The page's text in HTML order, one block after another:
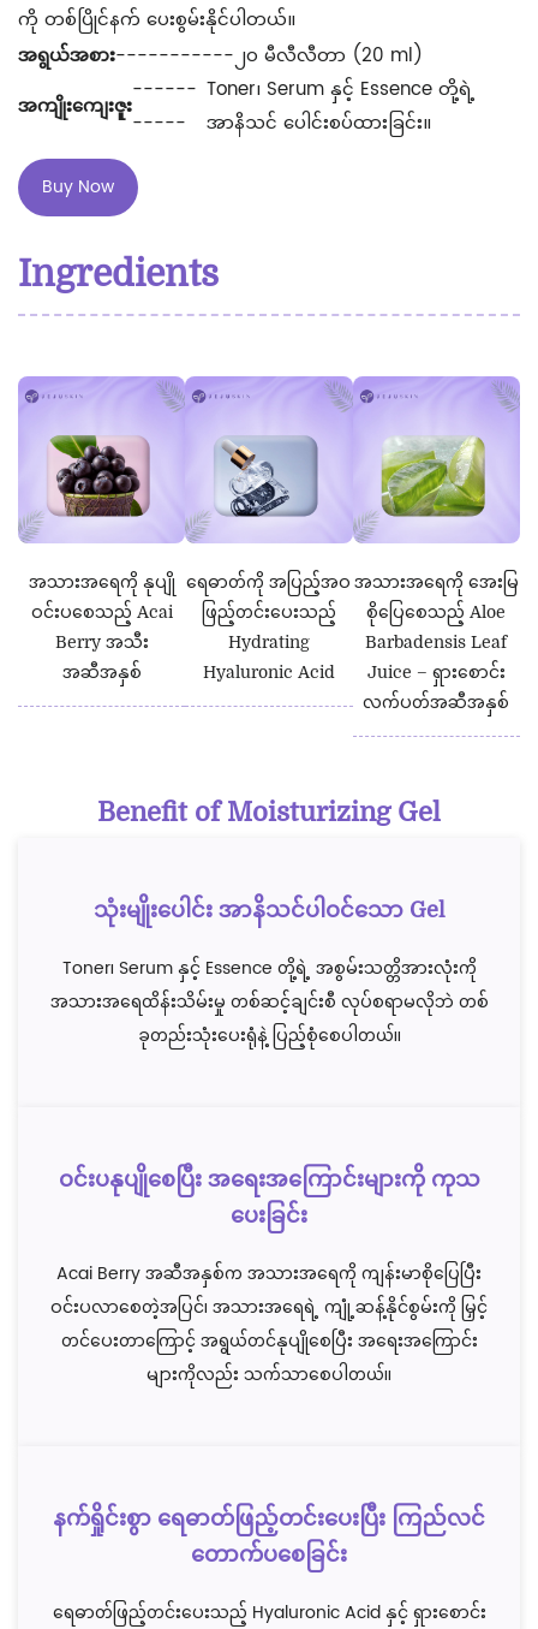
ကို တစ်ပြိုင်နက် ပေးစွမ်းနိုင်ပါတယ်။
အရွယ်အစား----------- ၂၀ မီလီလီတာ (20 ml)
အကျိုးကျေးဇူး
------
-----
Toner၊ Serum နှင့် Essence တို့ရဲ့
အာနိသင် ပေါင်းစပ်ထားခြင်း။
Buy Now
Ingredients
အသားအရေကို နုပျို
ဝင်းပစေသည့် Acai
Berry အသီး
အဆီအနှစ်
ရေဓာတ်ကို အပြည့်အဝ
ဖြည့်တင်းပေးသည့်
Hydrating
Hyaluronic Acid
အသားအရေကို အေးမြ
စိုပြေစေသည့် Aloe
Barbadensis Leaf
Juice – ရှားစောင်း
လက်ပတ်အဆီအနှစ်
Benefit of Moisturizing Gel
သုံးမျိုးပေါင်း အာနိသင်ပါဝင်သော Gel
Toner၊ Serum နှင့် Essence တို့ရဲ့ အစွမ်းသတ္တိအားလုံးကို
အသားအရေထိန်းသိမ်းမှု တစ်ဆင့်ချင်းစီ လုပ်စရာမလိုဘဲ တစ်
ခုတည်းသုံးပေးရုံနဲ့ ပြည့်စုံစေပါတယ်။
ဝင်းပနုပျိုစေပြီး အရေးအကြောင်းများကို ကုသ
ပေးခြင်း
Acai Berry အဆီအနှစ်က အသားအရေကို ကျန်းမာစိုပြေပြီး
ဝင်းပလာစေတဲ့အပြင်၊ အသားအရေရဲ့ ကျုံ့ဆန့်နိုင်စွမ်းကို မြှင့်
တင်ပေးတာကြောင့် အရွယ်တင်နုပျိုစေပြီး အရေးအကြောင်း
များကိုလည်း သက်သာစေပါတယ်။
နက်ရှိုင်းစွာ ရေဓာတ်ဖြည့်တင်းပေးပြီး ကြည်လင်
တောက်ပစေခြင်း
ရေဓာတ်ဖြည့်တင်းပေးသည့် Hyaluronic Acid နှင့် ရှားစောင်း